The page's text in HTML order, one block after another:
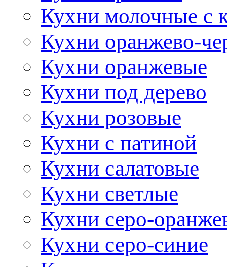
Кухни молочные с
Кухни оранжево-
Кухни оранжевые
Кухни под дерево
Кухни розовые
Кухни с патиной
Кухни салатовые
Кухни светлые
Кухни серо-
Кухни серо-синие